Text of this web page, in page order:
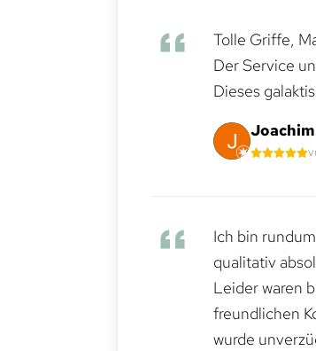
Tolle Griffe,
Der Service
Dieses
Ich bin
qualitativ
Leider waren
freundlichen
wurde